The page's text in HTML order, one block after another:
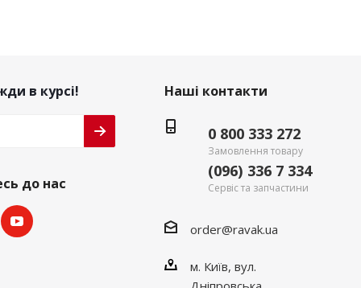
в курсі!
до нас
Наші контакти
0 800 333 272
Замовлення товару
(096) 336 7 334
Сервіс та запчастини
order@ravak.ua
м. Київ, вул.